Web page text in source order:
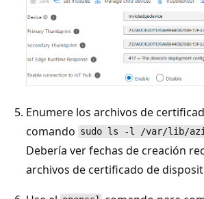
Enumere los archivos de
comando sudo ls -l /var/lib/
Debería ver fechas de creación
archivos de certificado de